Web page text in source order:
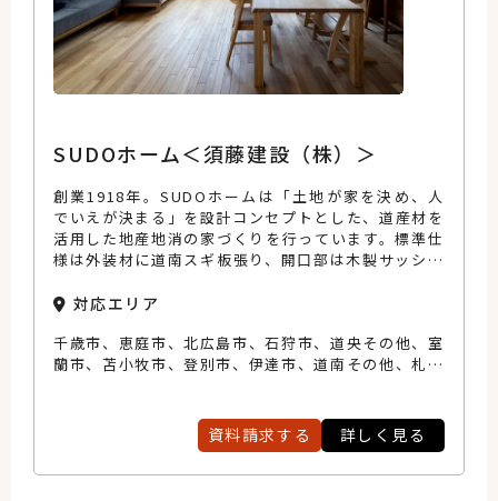
SUDOホーム＜須藤建設（株）＞
創業1918年。SUDOホームは「土地が家を決め、人
でいえが決まる」を設計コンセプトとした、道産材を
活用した地産地消の家づくりを行っています。標準仕
様は外装材に道南スギ板張り、開口部は木製サッシ・
壁などの自然素材を使用。 また、すべての家づくり
る自社技能職が担当します。
対応エリア
千歳市、恵庭市、北広島市、石狩市、道央その他、室
蘭市、苫小牧市、登別市、伊達市、道南その他、札幌
資料請求する 詳しく見る